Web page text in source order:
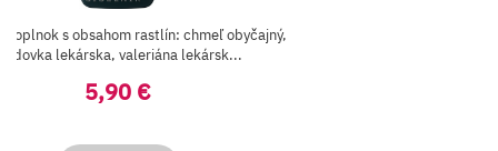
doplnok s obsahom rastlín: chmeľ obyčajný,
lekárska, valeriána lekársk...
5,90 €